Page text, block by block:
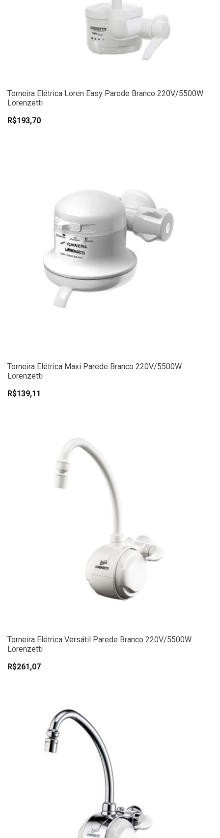
Torneira Elétrica Loren Easy Parede Branco 220V/5500W
Lorenzetti
R$193,70
Torneira Elétrica Maxi Parede Branco 220V/5500W
Lorenzetti
R$139,11
Torneira Elétrica Versátil Parede Branco 220V/5500W
Lorenzetti
R$261,07